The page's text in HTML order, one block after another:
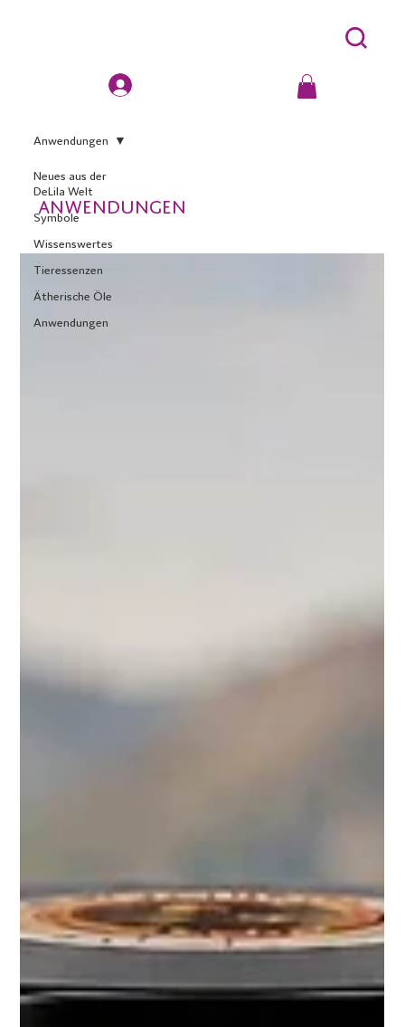
Neues aus der
DeLila Welt
Symbole
Wissenswertes
Tieressenzen
Ätherische Öle
Anwendungen
Anwendungen
Anwendungen